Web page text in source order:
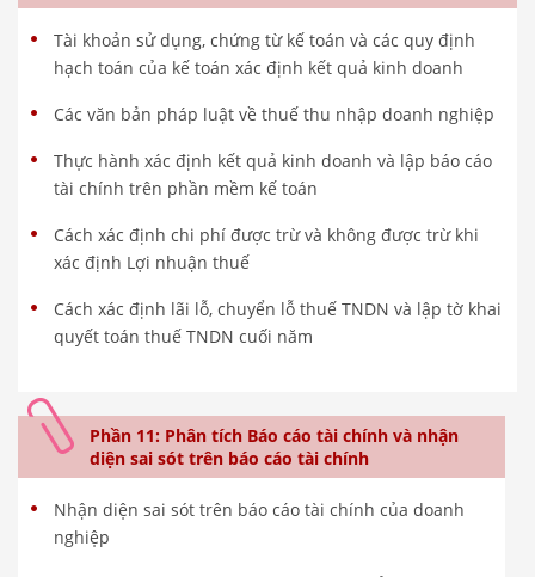
Tài khoản sử dụng, chứng từ kế toán và các quy định
hạch toán của kế toán xác định kết quả kinh doanh
Các văn bản pháp luật về thuế thu nhập doanh nghiệp
Thực hành xác định kết quả kinh doanh và lập báo cáo
tài chính trên phần mềm kế toán
Cách xác định chi phí được trừ và không được trừ khi
xác định Lợi nhuận thuế
Cách xác định lãi lỗ, chuyển lỗ thuế TNDN và lập tờ khai
quyết toán thuế TNDN cuối năm
Phần 11: Phân tích Báo cáo tài chính và nhận
diện sai sót trên báo cáo tài chính
Nhận diện sai sót trên báo cáo tài chính của doanh
nghiệp